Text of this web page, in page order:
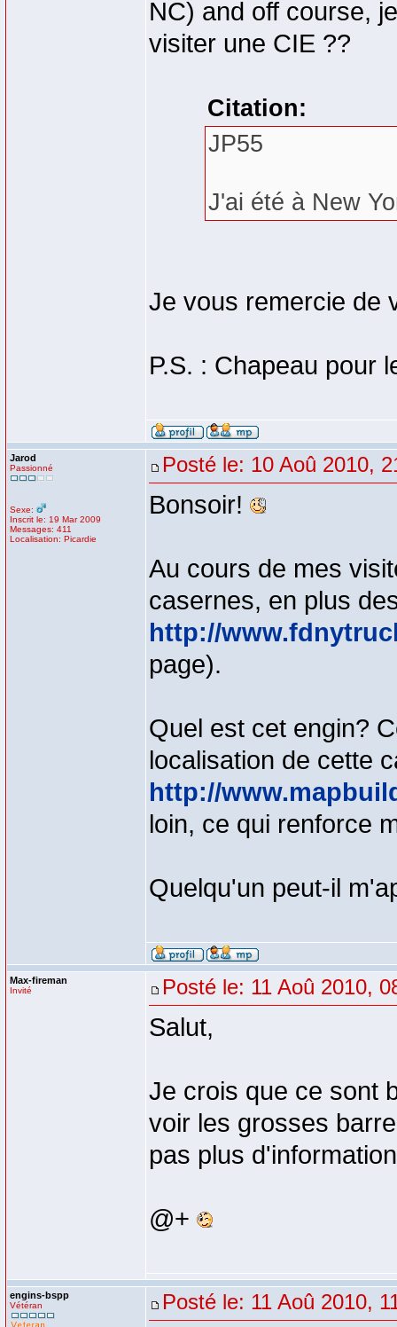
NC) and off course,
visiter une CIE ??
Citation:
JP55
J'ai été à New
Je vous remercie de
P.S. : Chapeau pour
Jarod
Passionné
Sexe:
Inscrit le: 19 Mar 2009
Messages: 411
Localisation: Picardie
Posté le: 10 Aoû 2010,
Bonsoir!
Au cours de mes
casernes, en plus
http://
page).
Quel est cet engin?
localisation de cette
http://
loin, ce qui renforce
Quelqu'un peut-il
Max-fireman
Invité Posté le: 11 Aoû 2010,
Salut,
Je crois que ce sont
voir les grosses
pas plus
@+
engins-bspp
Vétéran Posté le: 11 Aoû 2010,